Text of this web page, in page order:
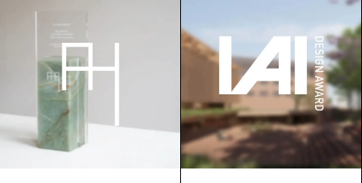
projeção global da
arquitetura
nacional